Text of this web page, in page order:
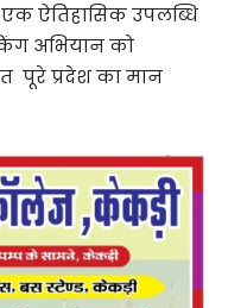
ऐतिहासिक उपलब्धि
अभियान को
पूरे प्रदेश का मान